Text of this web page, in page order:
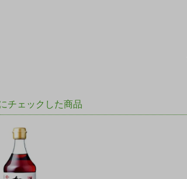
チェックした商品